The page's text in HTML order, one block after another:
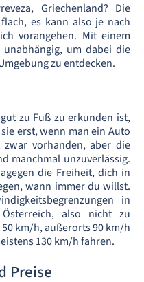
Griechenland? Die
es kann also je nach
vorangehen. Mit einem
um dabei die
zu entdecken.
zu Fuß zu erkunden ist,
erst, wenn man ein Auto
vorhanden, aber die
manchmal unzuverlässig.
die Freiheit, dich in
wann immer du willst.
in
also nicht zu
km/h, außerorts 90 km/h
130 km/h fahren.
Preise